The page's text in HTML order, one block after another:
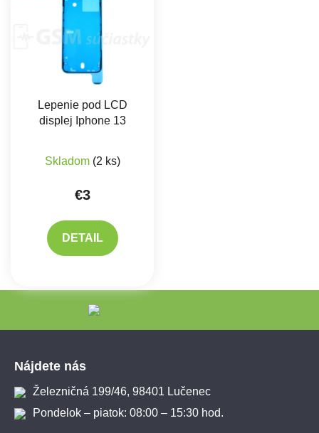
Lepenie pod LCD
displej Iphone 13
Skladom (2 ks)
€3
DETAIL
Nájdete nás
Železničná 199/46, 98401 Lučenec
Pondelok – piatok: 08:00 – 15:30 hod.